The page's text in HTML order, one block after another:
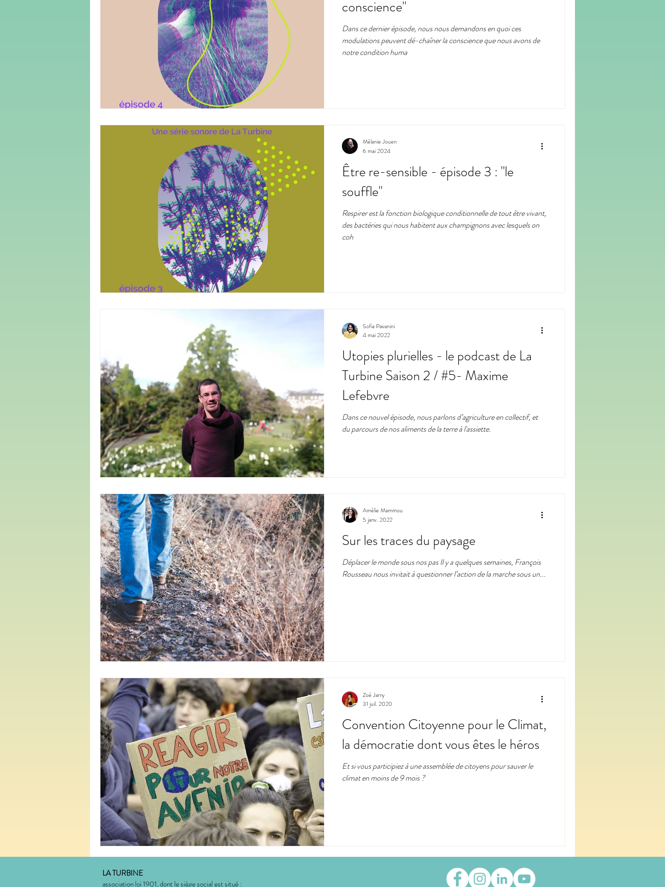
démocratie climat expérimentation citoyens art utopie podcast portrait
urbanisme genre
conscience"
Dans ce dernier épisode, nous nous demandons en quoi ces
modulations peuvent dé-chaîner la conscience que nous avons de
notre condition huma
Être re-sensible - épisode 3 : "le
souffle"
Respirer est la fonction biologique conditionnelle de tout être vivant,
des bactéries qui nous habitent aux champignons avec lesquels on
coh
Mélanie Jouen
6 mai 2024
Utopies plurielles - le podcast de La
Turbine Saison 2 / #5- Maxime
Lefebvre
Dans ce nouvel épisode, nous parlons d’agriculture en collectif, et
du parcours de nos aliments de la terre à l'assiette.
Sofia Pavanini
4 mai 2022
Sur les traces du paysage
Déplacer le monde sous nos pas Il y a quelques semaines, François
Rousseau nous invitait à questionner l’action de la marche sous un...
Amélie Mammou
5 janv. 2022
Convention Citoyenne pour le Climat,
la démocratie dont vous êtes le héros
Et si vous participiez à une assemblée de citoyens pour sauver le
climat en moins de 9 mois ?
Zoé Jarry
31 juil. 2020
LA TURBINE
association loi 1901, dont le siège social est situé :